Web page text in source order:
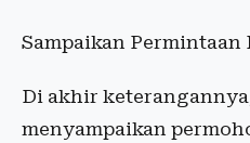
Sampaikan Permintaan
Di akhir
menyampaikan